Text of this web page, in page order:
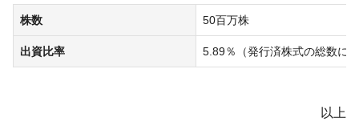
株数 50百万株
出資比率 5.89％（発行済株式の総数に
以上